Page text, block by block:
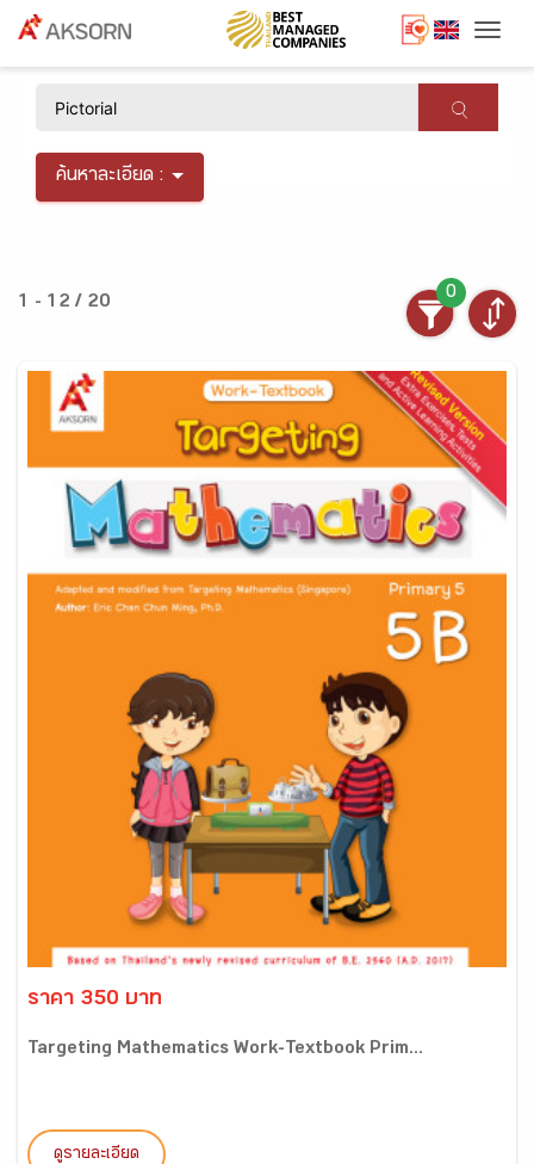
ค้นหาละเอียด :
1 - 12 / 20
0
ราคา 350 บาท
Targeting Mathematics Work-Textbook Prim...
ดูรายละเอียด